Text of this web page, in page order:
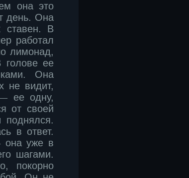
она это
день. Она
ставен. В
работал
лимонад,
ее
Она
не видит,
ее одну,
от своей
поднялся.
в ответ.
она уже в
шагами.
покорно